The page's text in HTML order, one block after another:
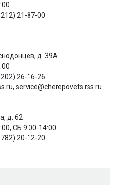
21-87-00
д. 39А
26-16-26
service@cherepovets.rss.ru
д. 62
СБ 9:00-14:00
20-12-20